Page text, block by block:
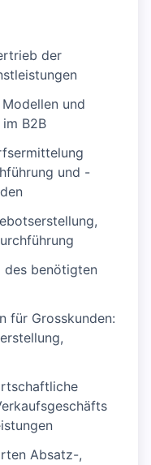
der
und
B2B
und -
des benötigten
für Grosskunden:
Absatz-,